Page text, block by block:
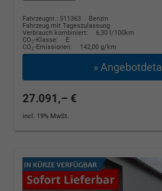
Fahrzeugnr.: 511363
Benzin
Fahrzeug mit Tageszulassung
Verbrauch kombiniert:
6,30 l/100km
CO2-Klasse:
E
CO2-Emissionen: 142,00 g/km
»
27.091,– €
incl. 19% MwSt.